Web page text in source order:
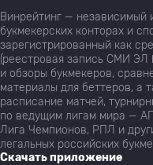
Винрейтинг — независимый
букмекерских конторах и
зарегистрированный как
(реестровая запись СМИ
и обзоры букмекеров,
материалы для беттеров, а
расписание матчей,
по ведущим лигам мира —
Лига Чемпионов, РПЛ и
легальных российских
Скачать приложение